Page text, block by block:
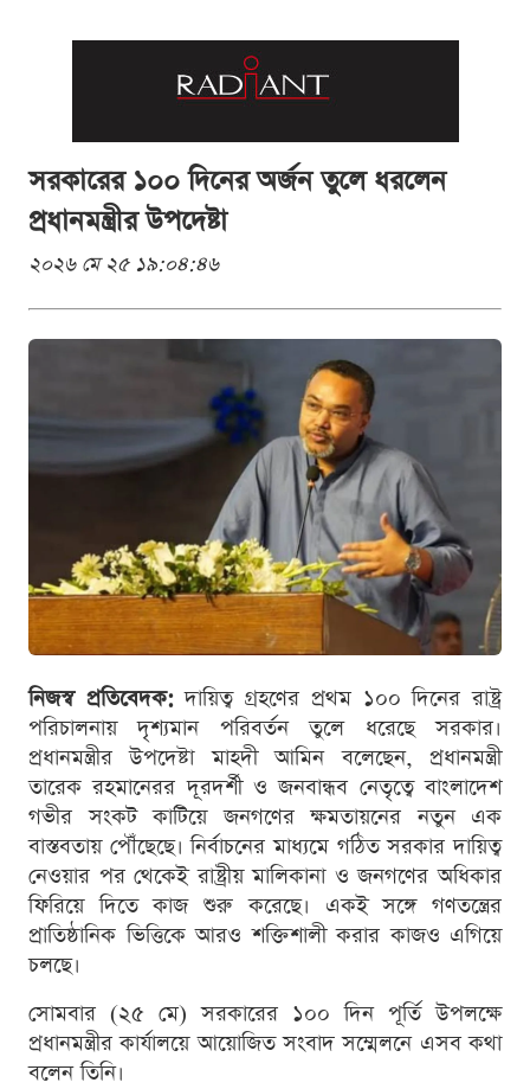
সরকারের ১০০ দিনের অর্জন তুলে ধরলেন
প্রধানমন্ত্রীর উপদেষ্টা
২০২৬ মে ২৫ ১৯:০৪:৪৬
নিজস্ব প্রতিবেদক:দায়িত্ব গ্রহণের প্রথম ১০০ দিনের রাষ্ট্র
পরিচালনায় দৃশ্যমান পরিবর্তন তুলে ধরেছে সরকার।
প্রধানমন্ত্রীর উপদেষ্টা মাহদী আমিন বলেছেন, প্রধানমন্ত্রী
তারেক রহমানেরর দূরদর্শী ও জনবান্ধব নেতৃত্বে বাংলাদেশ
গভীর সংকট কাটিয়ে জনগণের ক্ষমতায়নের নতুন এক
বাস্তবতায় পৌঁছেছে। নির্বাচনের মাধ্যমে গঠিত সরকার দায়িত্ব
নেওয়ার পর থেকেই রাষ্ট্রীয় মালিকানা ও জনগণের অধিকার
ফিরিয়ে দিতে কাজ শুরু করেছে। একই সঙ্গে গণতন্ত্রের
প্রাতিষ্ঠানিক ভিত্তিকে আরও শক্তিশালী করার কাজও এগিয়ে
চলছে।
সোমবার (২৫ মে) সরকারের ১০০ দিন পূর্তি উপলক্ষে
প্রধানমন্ত্রীর কার্যালয়ে আয়োজিত সংবাদ সম্মেলনে এসব কথা
বলেন তিনি।